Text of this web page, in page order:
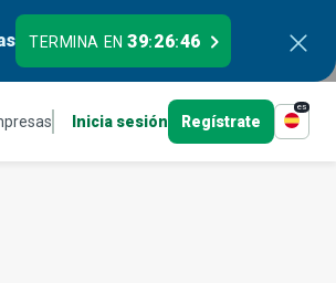
TERMINA EN39:26:45
Inicia sesión Regístrate
es